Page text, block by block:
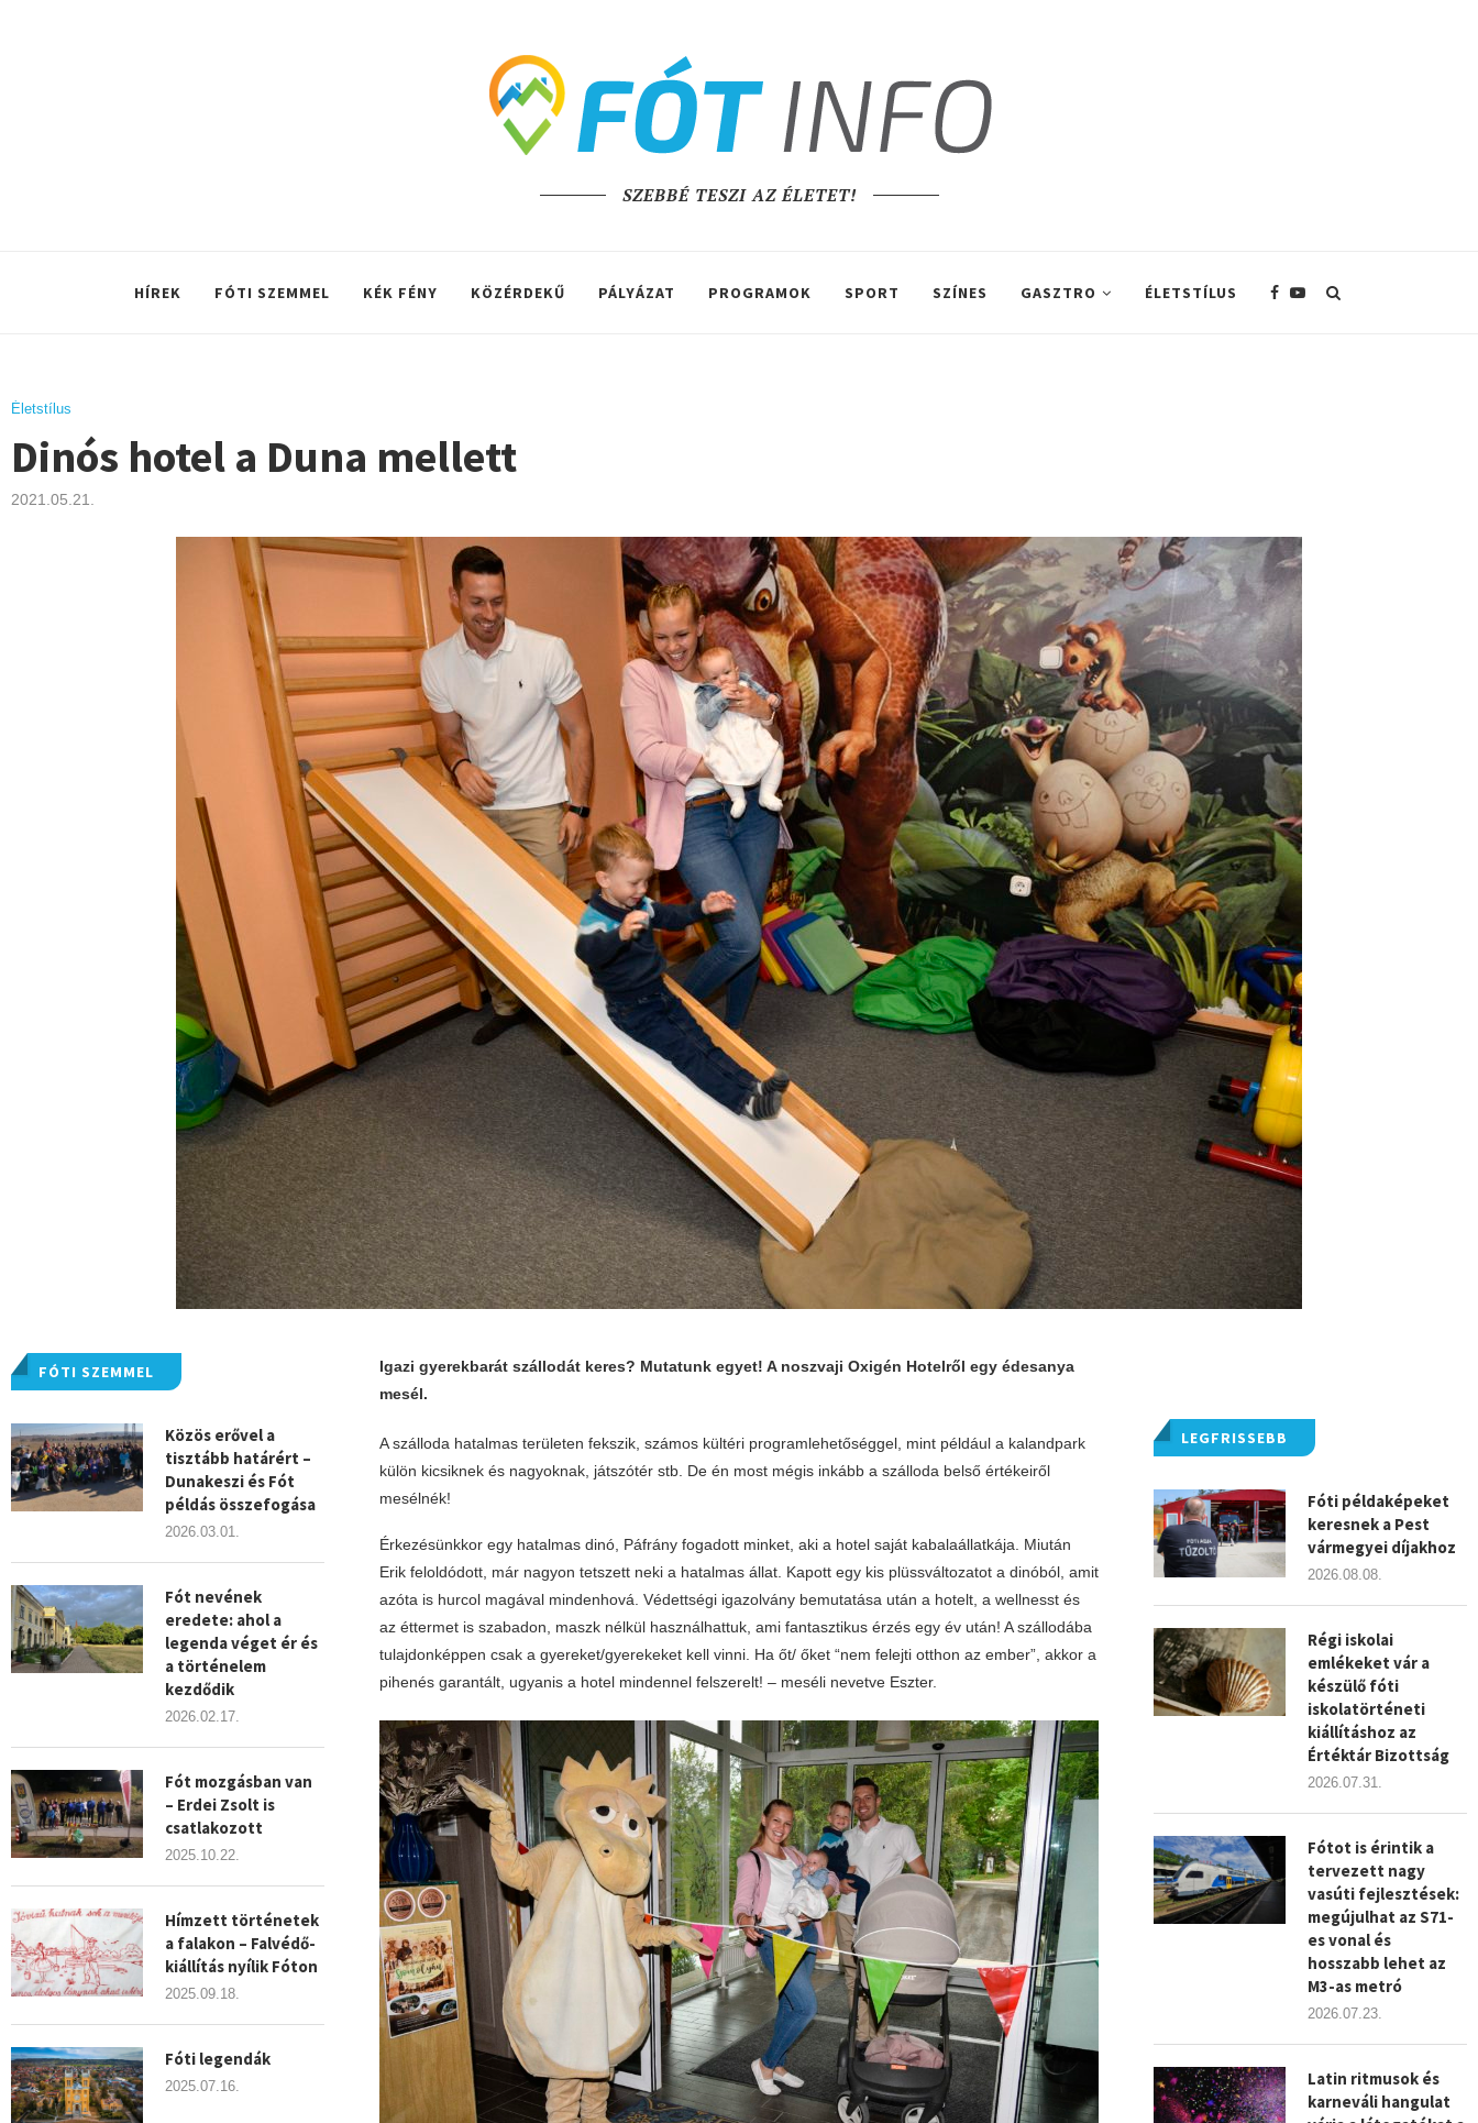
SZEBBÉ TESZI AZ ÉLETET!
HÍREK FÓTI SZEMMEL KÉK FÉNY KÖZÉRDEKŰ PÁLYÁZAT PROGRAMOK SPORT SZÍNES GASZTRO ÉLETSTÍLUS
Életstílus
Dinós hotel a Duna mellett
2021.05.21.
Igazi gyerekbarát szállodát keres? Mutatunk egyet! A noszvaji Oxigén Hotelről egy édesanya
mesél.
A szálloda hatalmas területen fekszik, számos kültéri programlehetőséggel, mint például a kalandpark
külön kicsiknek és nagyoknak, játszótér stb. De én most mégis inkább a szálloda belső értékeiről
mesélnék!
Érkezésünkkor egy hatalmas dinó, Páfrány fogadott minket, aki a hotel saját kabalaállatkája. Miután
Erik feloldódott, már nagyon tetszett neki a hatalmas állat. Kapott egy kis plüssváltozatot a dinóból, amit
azóta is hurcol magával mindenhová. Védettségi igazolvány bemutatása után a hotelt, a wellnesst és
az éttermet is szabadon, maszk nélkül használhattuk, ami fantasztikus érzés egy év után! A szállodába
tulajdonképpen csak a gyereket/gyerekeket kell vinni. Ha őt/ őket “nem felejti otthon az ember”, akkor a
pihenés garantált, ugyanis a hotel mindennel felszerelt! – meséli nevetve Eszter.
LEGFRISSEBB
Fóti példaképeket
keresnek a Pest
vármegyei díjakhoz
2026.08.08.
Régi iskolai
emlékeket vár a
készülő fóti
iskolatörténeti
kiállításhoz az
Értéktár Bizottság
2026.07.31.
Fótot is érintik a
tervezett nagy
vasúti fejlesztések:
megújulhat az S71-
es vonal és
hosszabb lehet az
M3-as metró
2026.07.23.
Latin ritmusok és
karneváli hangulat
FÓTI SZEMMEL
Közös erővel a
tisztább határért –
Dunakeszi és Fót
példás összefogása
2026.03.01.
Fót nevének
eredete: ahol a
legenda véget ér és
a történelem
kezdődik
2026.02.17.
Fót mozgásban van
– Erdei Zsolt is
csatlakozott
2025.10.22.
Hímzett történetek
a falakon – Falvédő-
kiállítás nyílik Fóton
2025.09.18.
Fóti legendák
2025.07.16.